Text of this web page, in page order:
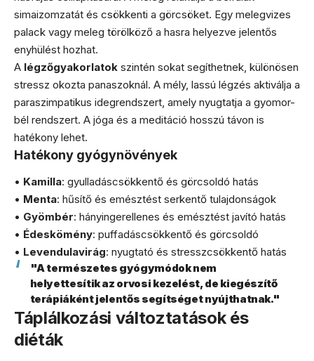
simaizomzatát és csökkenti a görcsöket. Egy melegvizes
palack vagy meleg törölköző a hasra helyezve jelentős
enyhülést hozhat.
A légzőgyakorlatok szintén sokat segíthetnek, különösen
stressz okozta panaszoknál. A mély, lassú légzés aktiválja a
paraszimpatikus idegrendszert, amely nyugtatja a gyomor-
bél rendszert. A jóga és a meditáció hosszú távon is
hatékony lehet.
Hatékony gyógynövények
• Kamilla: gyulladáscsökkentő és görcsoldó hatás
• Menta: hűsítő és emésztést serkentő tulajdonságok
• Gyömbér: hányingerellenes és emésztést javító hatás
• Édeskömény: puffadáscsökkentő és görcsoldó
• Levendulavirág: nyugtató és stresszcsökkentő hatás
"A természetes gyógymódok nem
helyettesítik az orvosi kezelést, de kiegészítő
terápiáként jelentős segítséget nyújthatnak."
Táplálkozási változtatások és
diéták